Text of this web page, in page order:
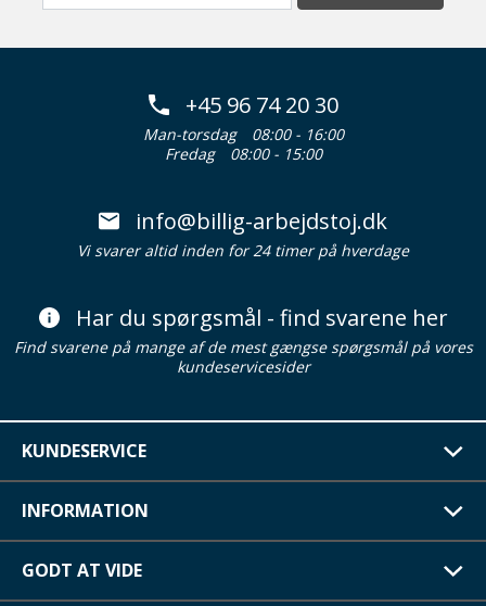
+45 96 74 20 30
Man-torsdag
08:00 - 16:00
Fredag
08:00 - 15:00
info@billig-arbejdstoj.dk
Vi svarer altid inden for 24 timer på hverdage
Har du spørgsmål - find svarene her
Find svarene på mange af de mest gængse spørgsmål på vores
kundeservicesider
KUNDESERVICE
INFORMATION
GODT AT VIDE